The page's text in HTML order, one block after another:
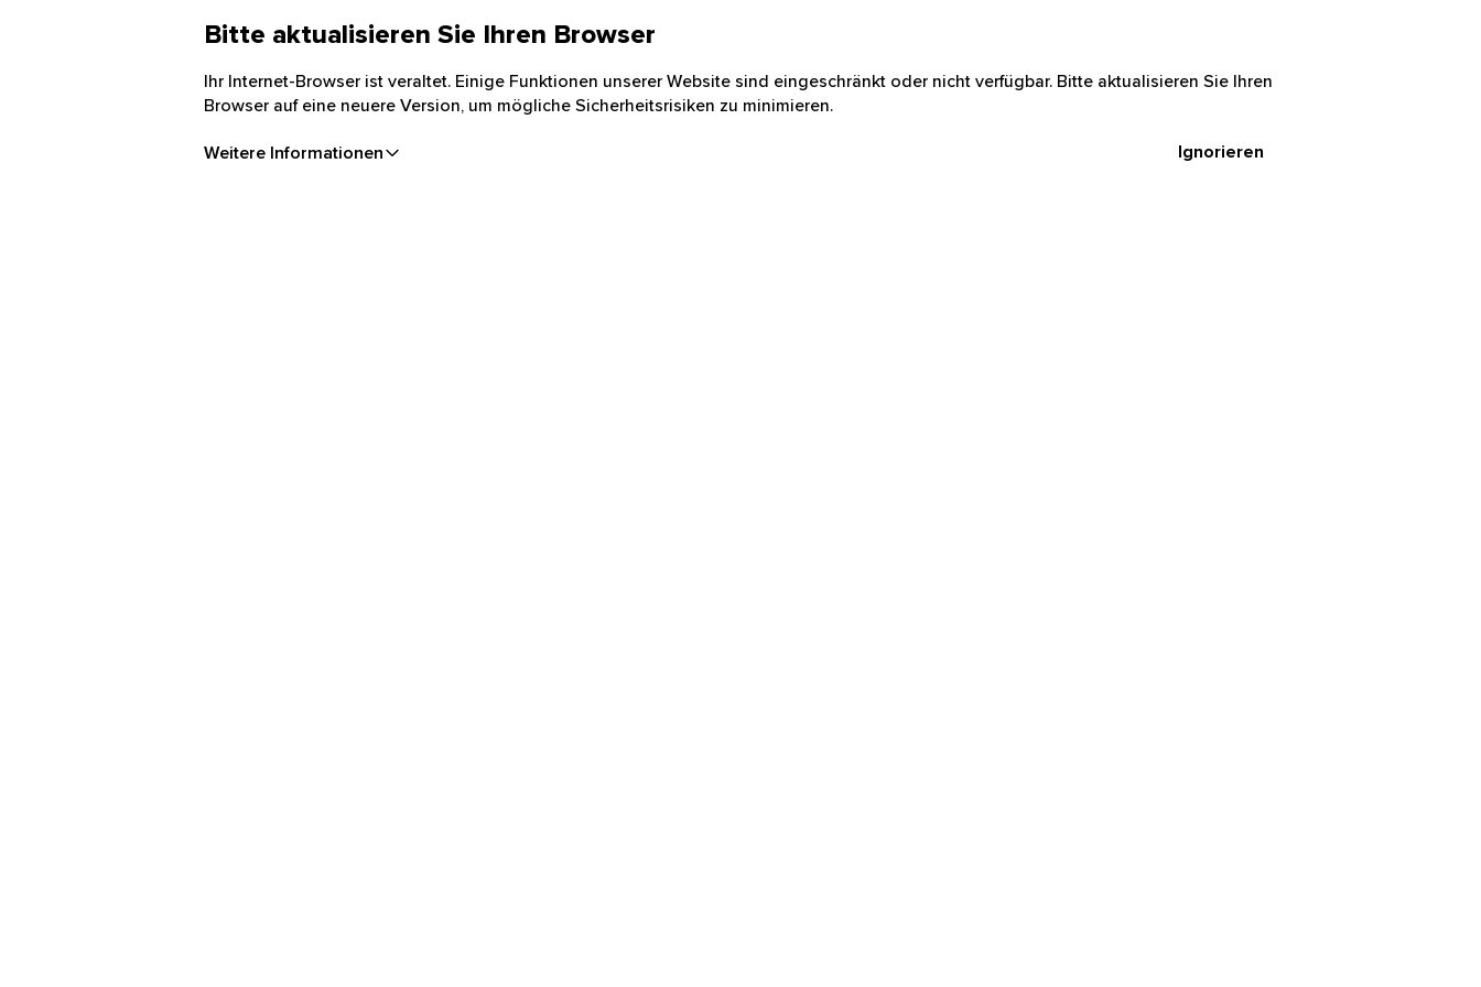
Bitte aktualisieren Sie Ihren Browser
Ihr Internet-Browser ist veraltet. Einige Funktionen unserer Website sind eingeschränkt oder nicht verfügbar. Bitte aktualisieren Sie Ihren
Browser auf eine neuere Version, um mögliche Sicherheitsrisiken zu minimieren.
Weitere Informationen Ignorieren